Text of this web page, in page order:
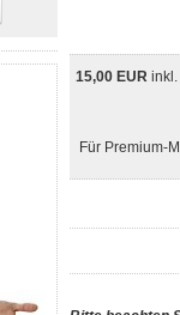
15,00 EUR inkl.
Für Premium-